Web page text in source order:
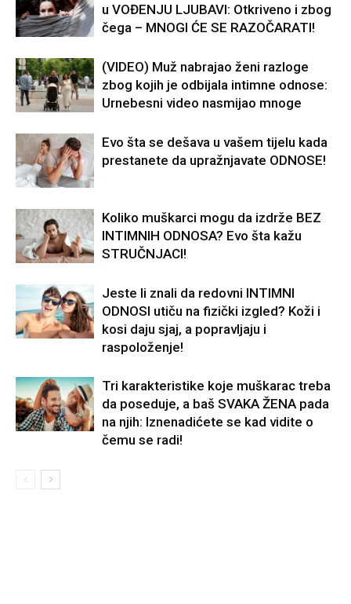
u VOĐENJU LJUBAVI: Otkriveno i zbog
čega – MNOGI ĆE SE RAZOČARATI!
(VIDEO) Muž nabrajao ženi razloge
zbog kojih je odbijala intimne odnose:
Urnebesni video nasmijao mnoge
Evo šta se dešava u vašem tijelu kada
prestanete da upražnjavate ODNOSE!
Koliko muškarci mogu da izdrže BEZ
INTIMNIH ODNOSA? Evo šta kažu
STRUČNJACI!
Jeste li znali da redovni INTIMNI
ODNOSI utiču na fizički izgled? Koži i
kosi daju sjaj, a popravljaju i
raspoloženje!
Tri karakteristike koje muškarac treba
da poseduje, a baš SVAKA ŽENA pada
na njih: Iznenadićete se kad vidite o
čemu se radi!